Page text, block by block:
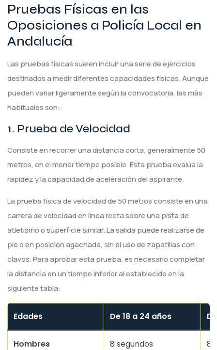
Pruebas Físicas en las
Oposiciones a Policía Local en
Andalucía
Las pruebas físicas suelen incluir una serie de ejercicios
destinados a medir diferentes capacidades físicas. Aunque
pueden variar ligeramente según la convocatoria, las más
habituales son:
1. Prueba de Velocidad
Consiste en recorrer una distancia corta, generalmente 50
metros, en el menor tiempo posible. Esta prueba evalúa la
rapidez y la capacidad de aceleración del aspirante.
La prueba física de velocidad de 50 metros consiste en una
carrera de velocidad en línea recta sobre una pista de
atletismo o superficie similar. La salida puede realizarse de
pie o en posición agachada, sin el uso de zapatillas con
clavos. Para aprobar esta prueba, es necesario completar
la distancia en un tiempo inferior al establecido en la
siguiente tabla:
Edades De 18 a 24 años
Hombres 8 segundos